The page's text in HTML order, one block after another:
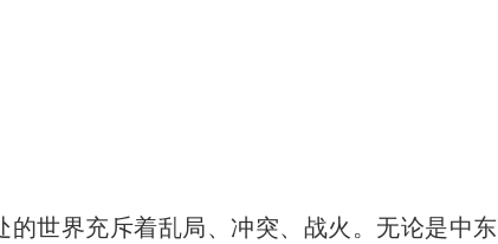
世界充斥着乱局、冲突、战火。无论是中东